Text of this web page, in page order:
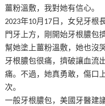
薑粉溫敷，我對她有信心。
2023年10月17日，女兒牙根
門牙上方，剛開始牙根膿包
幫她塗上薑粉溫敷，她也沒
牙根膿包很痛，擠破讓血流
痛。不過，她真勇敢，傷口
次。
一般牙根膿包，美國牙醫建